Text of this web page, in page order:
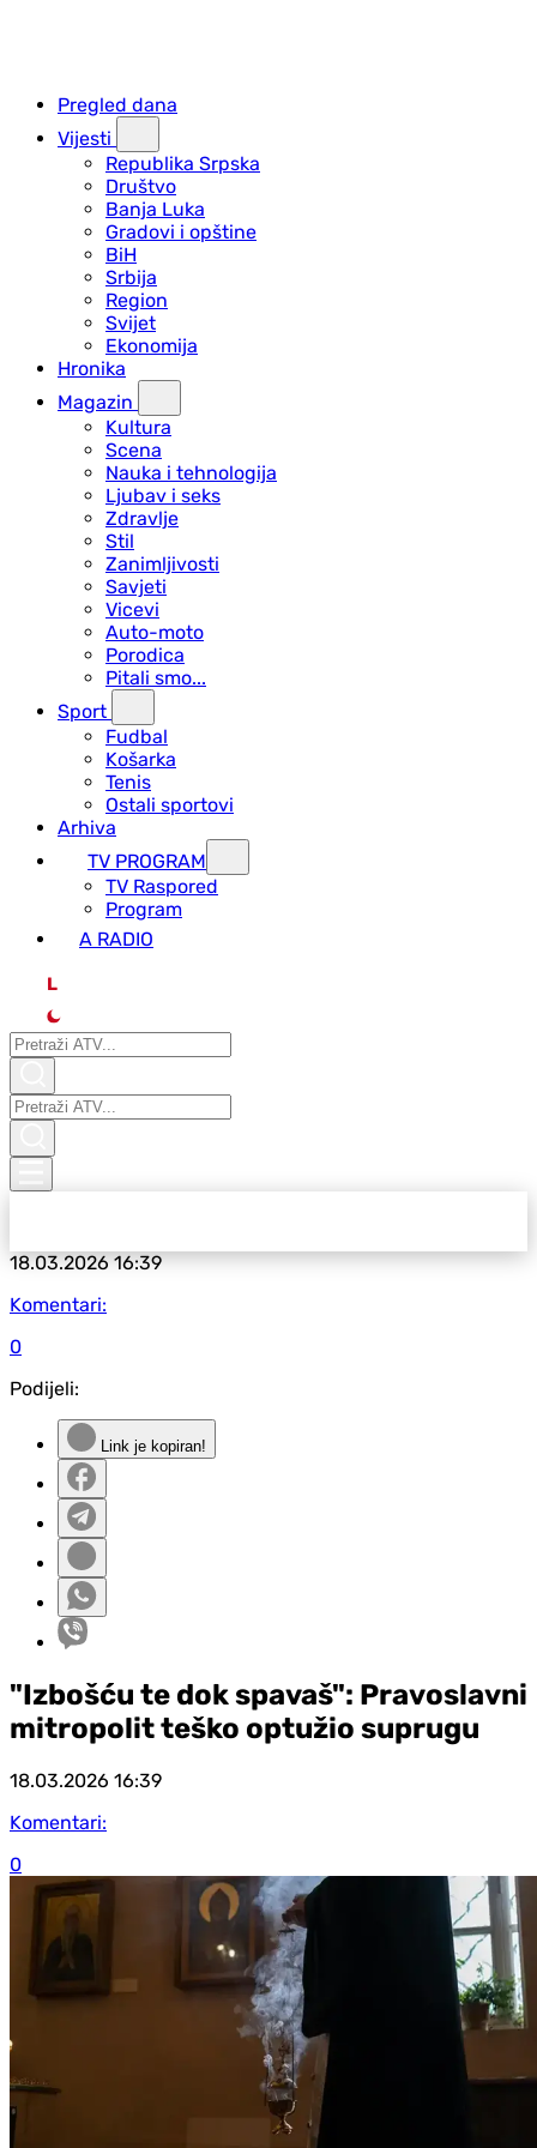
Pregled dana
Vijesti
Republika Srpska
Društvo
Banja Luka
Gradovi i opštine
BiH
Srbija
Region
Svijet
Ekonomija
Hronika
Magazin
Kultura
Scena
Nauka i tehnologija
Ljubav i seks
Zdravlje
Stil
Zanimljivosti
Savjeti
Vicevi
Auto-moto
Porodica
Pitali smo...
Sport
Fudbal
Košarka
Tenis
Ostali sportovi
Arhiva
TV PROGRAM
ТV Raspored
Program
A RADIO
L
18.03.202616:39
Komentari:
0
Podijeli:
Link je kopiran!
"Izbošću te dok spavaš": Pravoslavni
mitropolit teško optužio suprugu
18.03.2026 16:39
Komentari:
0